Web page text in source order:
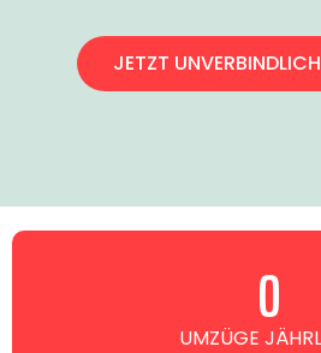
JETZT
UMZÜGE0